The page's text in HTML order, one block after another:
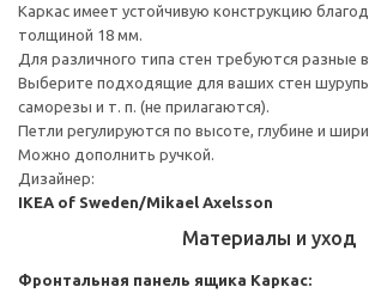
Каркас имеет устойчивую конструкцию
толщиной 18 мм.
Для различного типа стен требуются разные
Выберите подходящие для ваших стен
саморезы и т. п. (не прилагаются).
Петли регулируются по высоте, глубине и
Можно дополнить ручкой.
Дизайнер:
IKEA of Sweden/Mikael Axelsson
Материалы и уход
Фронтальная панель ящика Каркас: